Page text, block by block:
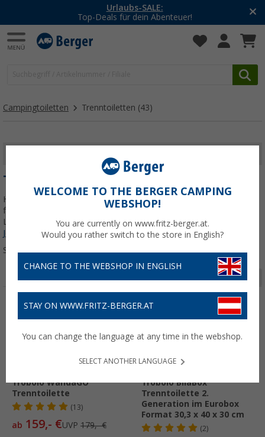
-20% auf Kleidung und Schuhe
Mit dem Aktionscode20SSV
Campingtoiletten Trenntoiletten (43)
TRENNTOILETTEN
Hier findest du mobile Trenntoiletten, kompakte Eurobox-Modelle,
fest verbaute Systeme und passendes Zubehör wie Trenneinsätze,
Lüfter oder Einstreu – alles für hygienisches, autarkes Camping.
Jetzt mehr über unsere KategorieTrenntoiletten erfahren...
Sortieren:
Seite 1 von 2
%
Trobolo WandaGO
Trenntoilette
(13)
ab 159,- €UVP 179,- €
Trobolo BilaBox
Trenntoilette 2.
Generation im Eurobox
Format 30,3 x 40 x 30 cm
(2)
WELCOME TO THE BERGER CAMPING
WEBSHOP!
You are currently on www.fritz-berger.at.
Would you rather switch to the store in English?
CHANGE TO THE WEBSHOP IN ENGLISH
STAY ON WWW.FRITZ-BERGER.AT
You can change the language at any time in the webshop.
SELECT ANOTHER LANGUAGE